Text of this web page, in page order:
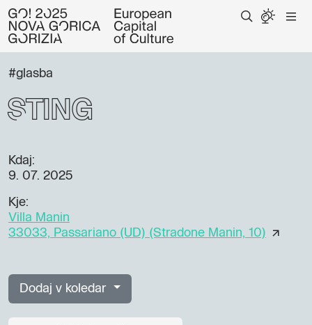
#glasba
Sting
Kdaj:
9. 07. 2025
Kje:
Villa Manin
33033, Passariano (UD) (Stradone Manin, 10)
Dodaj v koledar